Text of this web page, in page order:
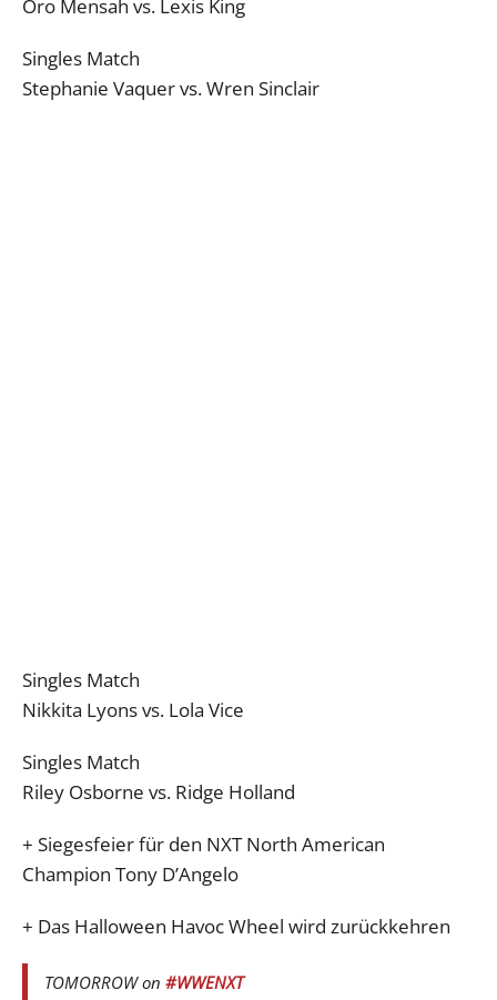
Oro Mensah vs. Lexis King
Singles Match
Stephanie Vaquer vs. Wren Sinclair
Singles Match
Nikkita Lyons vs. Lola Vice
Singles Match
Riley Osborne vs. Ridge Holland
+ Siegesfeier für den NXT North American
Champion Tony D’Angelo
+ Das Halloween Havoc Wheel wird zurückkehren
TOMORROW on #WWENXT